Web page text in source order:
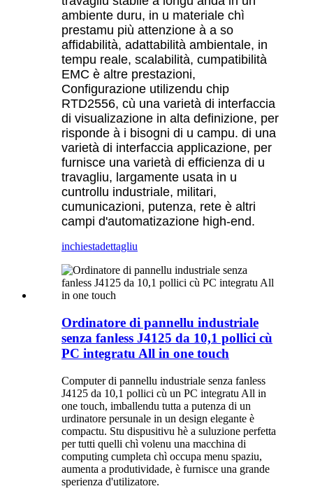
ambiente duru, in u materiale chì
prestamu più attenzione à a so
affidabilità, adattabilità ambientale, in
tempu reale, scalabilità, cumpatibilità
EMC è altre prestazioni,
Configurazione utilizendu chip
RTD2556, cù una varietà di interfaccia
di visualizazione in alta definizione, per
risponde à i bisogni di u campu. di una
varietà di interfaccia applicazione, per
furnisce una varietà di efficienza di u
travagliu, largamente usata in u
cuntrollu industriale, militari,
cumunicazioni, putenza, rete è altri
campi d'automatizazione high-end.
inchiestadettagliu
Ordinatore di pannellu industriale
senza fanless J4125 da 10,1 pollici cù
PC integratu All in one touch
Computer di pannellu industriale senza fanless
J4125 da 10,1 pollici cù un PC integratu All in
one touch, imballendu tutta a putenza di un
urdinatore persunale in un design elegante è
compactu. Stu dispusitivu hè a suluzione perfetta
per tutti quelli chì volenu una macchina di
computing cumpleta chì occupa menu spaziu,
aumenta a produtividade, è furnisce una grande
sperienza d'utilizatore.